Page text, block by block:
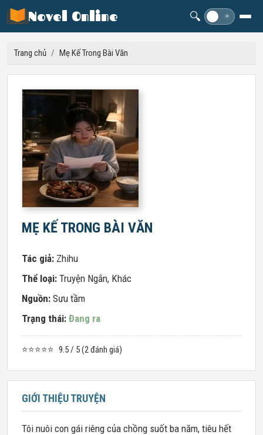
Novel Online 🔍 ☀
Trang chủ / Mẹ Kế Trong Bài Văn
MẸ KẾ TRONG BÀI VĂN
Tác giả: Zhihu
Thể loại: Truyện Ngắn, Khác
Nguồn: Sưu tầm
Trạng thái: Đang ra
⭐⭐⭐⭐⭐ 9.5 / 5 (2 đánh giá)
GIỚI THIỆU TRUYỆN
Tôi nuôi con gái riêng của chồng suốt ba năm, tiêu hết